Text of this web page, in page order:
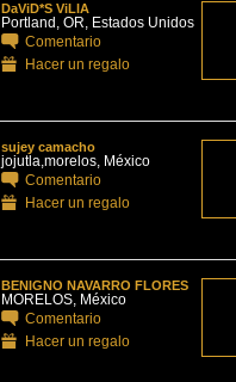
DaViD*S ViLlA
Portland, OR, Estados Unidos
Comentario
Hacer un regalo
sujey camacho
jojutla,morelos, México
Comentario
Hacer un regalo
BENIGNO NAVARRO FLORES
MORELOS, México
Comentario
Hacer un regalo